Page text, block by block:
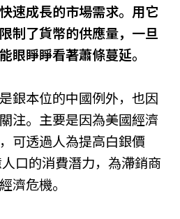
速成長的市場需求。用它
制了貨幣的供應量，一旦
眼睜睜看著蕭條蔓延。
銀本位的中國例外，也因
注。主要是因為美國經濟
可透過人為提高白銀價
口的消費潛力，為滯銷商
濟危機。